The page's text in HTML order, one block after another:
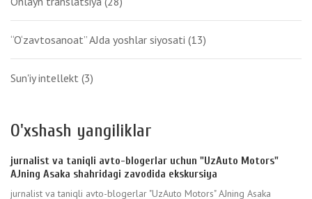
“O‘zavtosanoat” AJda yoshlar siyosati (13)
Sun'iy intellekt (3)
O'xshash yangiliklar
jurnalist va taniqli avto-blogerlar uchun "UzAuto Motors"
AJning Asaka shahridagi zavodida ekskursiya
jurnalist va taniqli avto-blogerlar "UzAuto Motors" AJning Asaka